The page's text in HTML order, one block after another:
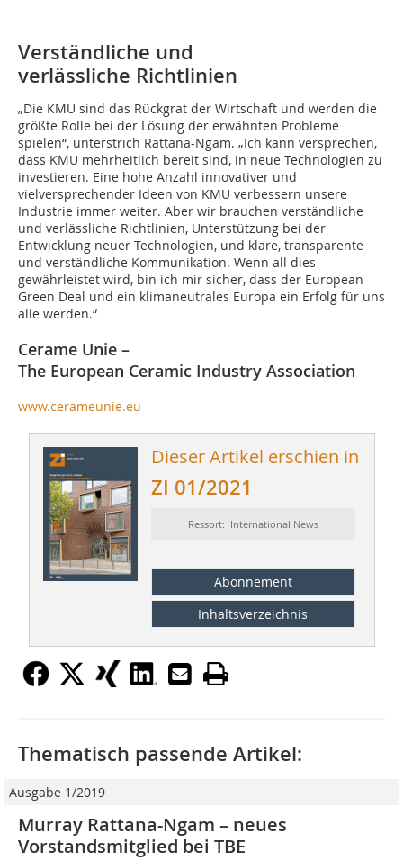
Verständliche und
verlässliche Richtlinien
„Die KMU sind das Rückgrat der Wirtschaft und werden die
größte Rolle bei der Lösung der erwähnten Probleme
spielen“, unterstrich Rattana-Ngam. „Ich kann versprechen,
dass KMU mehrheitlich bereit sind, in neue Technologien zu
investieren. Eine hohe Anzahl innovativer und
vielversprechender Ideen von KMU verbessern unsere
Industrie immer weiter. Aber wir brauchen verständliche
und verlässliche Richtlinien, Unterstützung bei der
Entwicklung neuer Technologien, und klare, transparente
und verständliche Kommunikation. Wenn all dies
gewährleistet wird, bin ich mir sicher, dass der European
Green Deal und ein klimaneutrales Europa ein Erfolg für uns
alle werden.“
Cerame Unie –
The European Ceramic Industry Association
www.cerameunie.eu
Dieser Artikel erschien in
ZI 01/2021
Ressort: International News
Abonnement
Inhaltsverzeichnis
Thematisch passende Artikel:
Ausgabe 1/2019
Murray Rattana-Ngam – neues
Vorstandsmitglied bei TBE